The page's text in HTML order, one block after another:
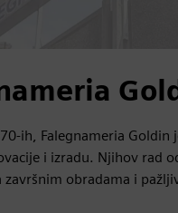
ih, Falegnameria Goldin
i izradu. Njihov rad
završnim obradama i